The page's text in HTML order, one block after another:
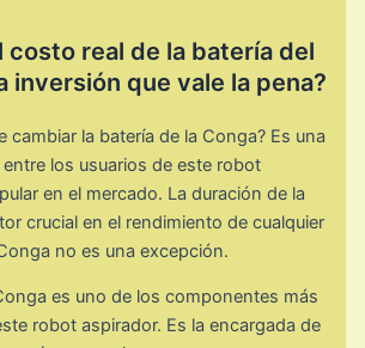
costo real de la batería del
inversión que vale la pena?
cambiar la batería de la Conga? Es una
los usuarios de este robot
en el mercado. La duración de la
crucial en el rendimiento de cualquier
no es una excepción.
es uno de los componentes más
robot aspirador. Es la encargada de